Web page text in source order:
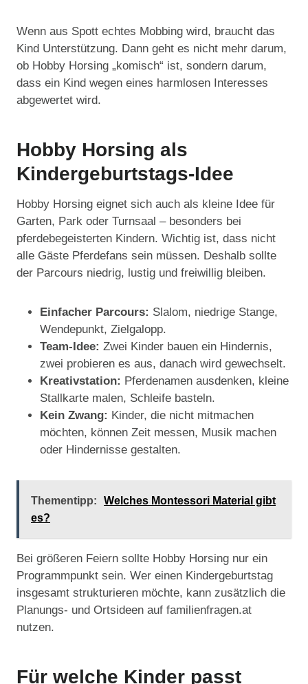
Wenn aus Spott echtes Mobbing wird, braucht das
Kind Unterstützung. Dann geht es nicht mehr darum,
ob Hobby Horsing „komisch“ ist, sondern darum,
dass ein Kind wegen eines harmlosen Interesses
abgewertet wird.
Hobby Horsing als
Kindergeburtstags-Idee
Hobby Horsing eignet sich auch als kleine Idee für
Garten, Park oder Turnsaal – besonders bei
pferdebegeisterten Kindern. Wichtig ist, dass nicht
alle Gäste Pferdefans sein müssen. Deshalb sollte
der Parcours niedrig, lustig und freiwillig bleiben.
Einfacher Parcours: Slalom, niedrige Stange,
Wendepunkt, Zielgalopp.
Team-Idee: Zwei Kinder bauen ein Hindernis,
zwei probieren es aus, danach wird gewechselt.
Kreativstation: Pferdenamen ausdenken, kleine
Stallkarte malen, Schleife basteln.
Kein Zwang: Kinder, die nicht mitmachen
möchten, können Zeit messen, Musik machen
oder Hindernisse gestalten.
Thementipp:
Welches Montessori Material gibt
es?
Bei größeren Feiern sollte Hobby Horsing nur ein
Programmpunkt sein. Wer einen Kindergeburtstag
insgesamt strukturieren möchte, kann zusätzlich die
Planungs- und Ortsideen auf familienfragen.at
nutzen.
Für welche Kinder passt